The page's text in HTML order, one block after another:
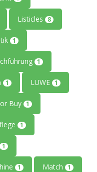
Listicles 8
1
1
1 LUWE 1
Buy 1
1
1
1 Match 1